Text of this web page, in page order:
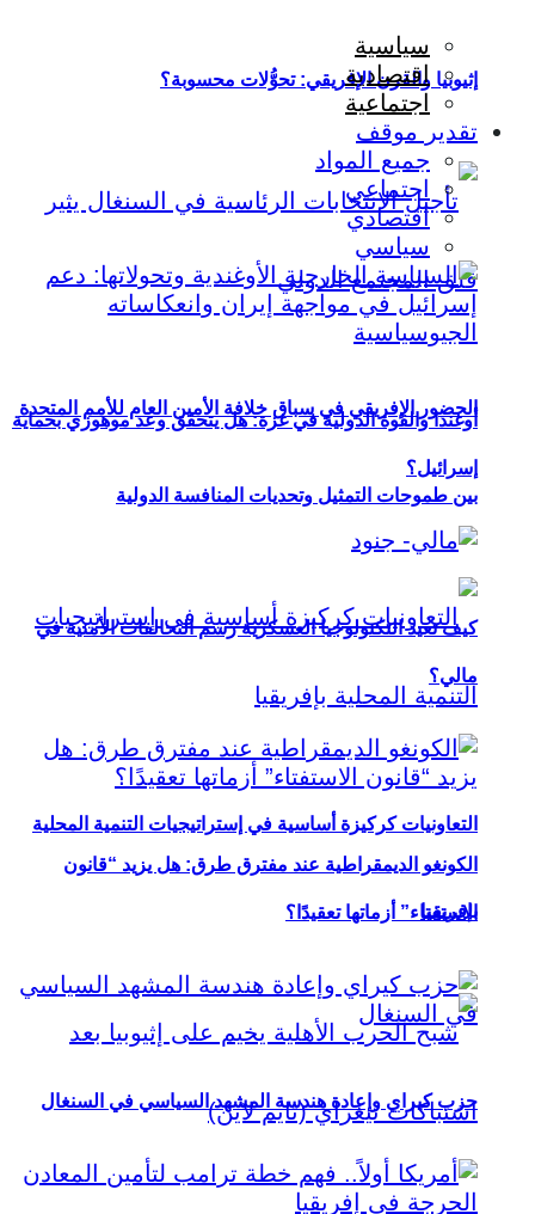
إثيوبيا والقرن الإفريقي: تحوُّلات محسوبة؟
الحضور الإفريقي في سباق خلافة الأمين العام للأمم المتحدة
بين طموحات التمثيل وتحديات المنافسة الدولية
التعاونيات كركيزة أساسية في إستراتيجيات التنمية المحلية
بإفريقيا
سياسية
اقتصادية
اجتماعية
تقدير موقف
جميع المواد
اجتماعي
اقتصادي
سياسي
أوغندا والقوة الدولية في غزة: هل يتحقق وعد موهوزي بحماية
إسرائيل؟
كيف تعيد التكنولوجيا العسكرية رسم التحالفات الأمنية في
مالي؟
الكونغو الديمقراطية عند مفترق طرق: هل يزيد “قانون
الاستفتاء” أزماتها تعقيدًا؟
حزب كيراي وإعادة هندسة المشهد السياسي في السنغال